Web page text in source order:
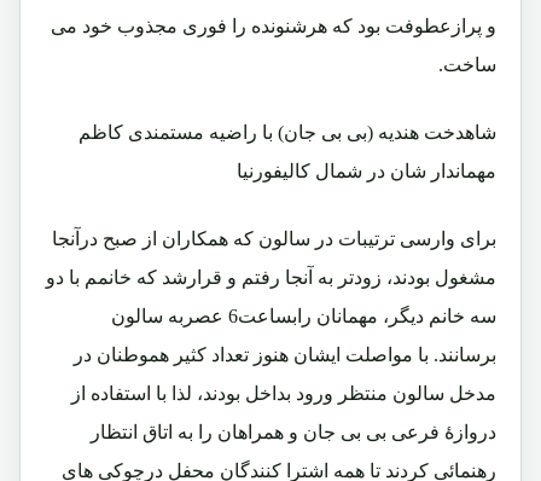
و پرازعطوفت بود که هرشنونده را فوری مجذوب خود می
ساخت.
شاهدخت هندیه (بی بی جان) با راضیه مستمندی کاظم
مهماندار شان در شمال کالیفورنیا
برای وارسی ترتیبات در سالون که همکاران از صبح درآنجا
مشغول بودند، زودتر به آنجا رفتم و قرارشد که خانمم با دو
سه خانم دیگر، مهمانان رابساعت6 عصربه سالون
برسانند. با مواصلت ایشان هنوز تعداد کثیر هموطنان در
مدخل سالون منتظر ورود بداخل بودند، لذا با استفاده از
دروازۀ فرعی بی بی جان و همراهان را به اتاق انتظار
رهنمائی کردند تا همه اشترا کنندگان محفل درچوکی های